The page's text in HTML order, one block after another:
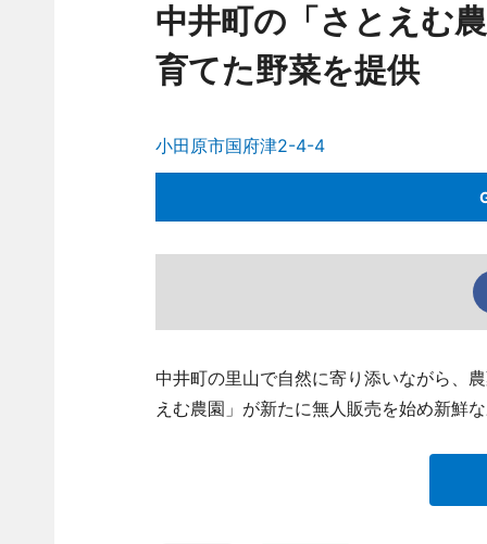
中井町の「さとえむ
育てた野菜を提供
小田原市国府津2-4-4
中井町の里山で自然に寄り添いながら、
えむ農園」が新たに無人販売を始め新鮮